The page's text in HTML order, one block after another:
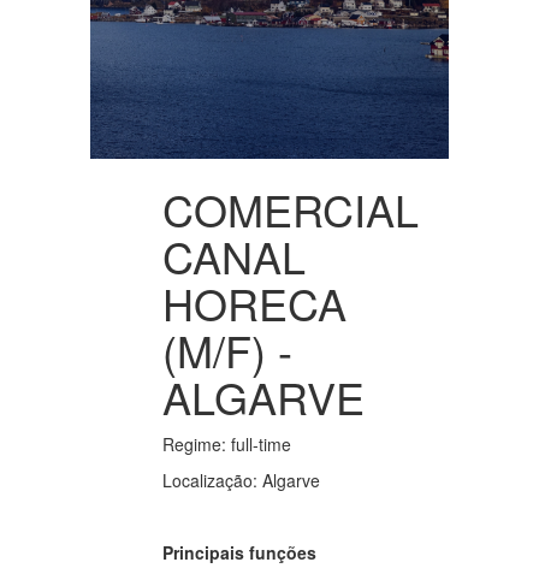
COMERCIAL
CANAL
HORECA
(M/F) -
ALGARVE
Regime: full-time
Localização: Algarve
Principais funções